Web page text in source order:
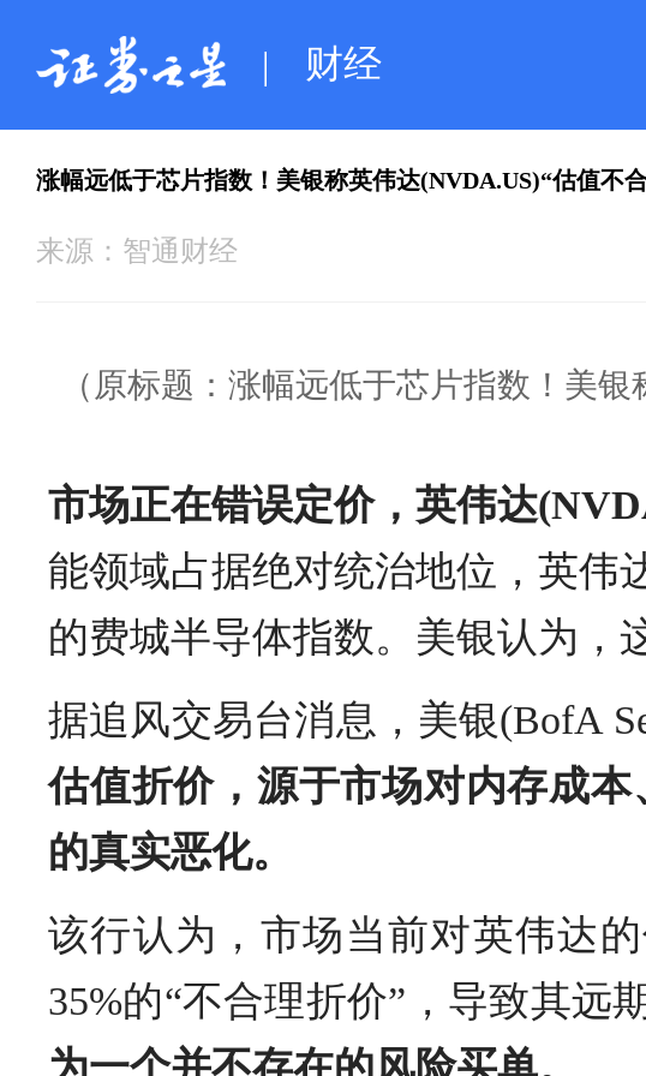
| 财经
涨幅远低于芯片指数！美银称英伟达(NVDA.US)“估值不
来源： 智通财经
（原标题：涨幅远低于芯片指数！美银
市场正在错误定价，英伟达
能领域占据绝对统治地位，英伟
的费城半导体指数。美银认为，
据追风交易台消息，美银(BofA
估值折价，源于市场对内存成
的真实恶化。
该行认为，市场当前对英伟达
35%的“不合理折价”，导致其远
为一个并不存在的风险买单。